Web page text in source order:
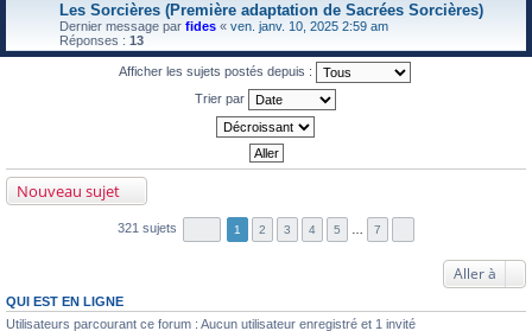
Les Sorcières (Première adaptation de Sacrées Sorcières)
Dernier message par fides « ven. janv. 10, 2025 2:59 am
Réponses : 13
Afficher les sujets postés depuis :
Trier par
Nouveau sujet
321 sujets 1 2 3 4 5 7
Aller à
QUI EST EN LIGNE
Utilisateurs parcourant ce forum : Aucun utilisateur enregistré et 1 invité